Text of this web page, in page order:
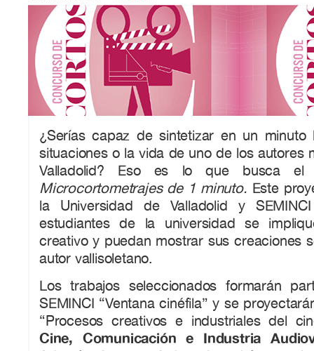
¿Serías capaz de sintetizar en un minuto
situaciones o la vida de uno de los autores
Valladolid? Eso es lo que busca
Microcortometrajes de 1 minuto. Este
la Universidad de Valladolid y
estudiantes de la universidad se
creativo y puedan mostrar sus creaciones
autor vallisoletano.
Los trabajos seleccionados formarán
SEMINCI “Ventana cinéfila” y se
“Procesos creativos e industriales del
Cine, Comunicación e Industria